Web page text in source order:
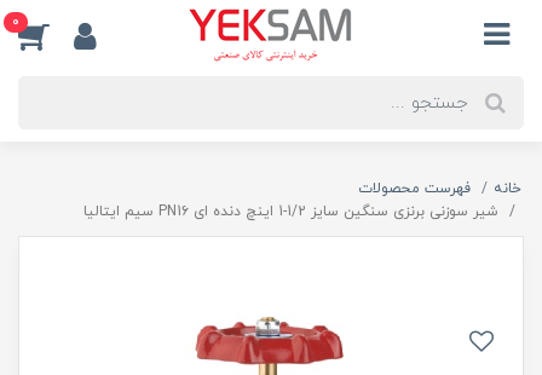
0
خانه
فهرست محصولات
شیر سوزنی برنزی سنگین سایز 1/2-1 اینچ دنده ای PN1۶ سیم ایتالیا